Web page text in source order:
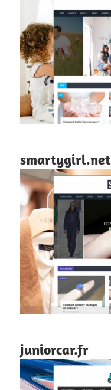
smartygirl.net
juniorcar.fr